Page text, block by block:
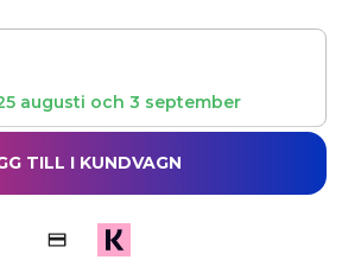
augusti och 3 september
TILL I KUNDVAGN